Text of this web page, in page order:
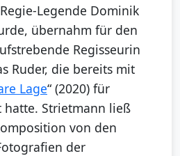
Legende Dominik
übernahm für den
Regisseurin
Ruder, die bereits mit
Lage“ (2020) für
hatte. Strietmann ließ
von den
der